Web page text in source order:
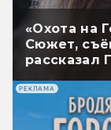
«Охота на
Сюжет,
рассказал
РЕКЛАМА